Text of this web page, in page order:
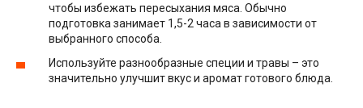
чтобы избежать пересыхания мяса. Обычно
подготовка занимает 1,5-2 часа в зависимости от
выбранного способа.
Используйте разнообразные специи и травы – это
значительно улучшит вкус и аромат готового блюда.